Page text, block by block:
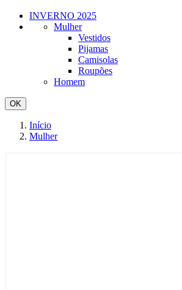
INVERNO 2025
Mulher
Vestidos
Pijamas
Camisolas
Roupões
Homem
OK
Início
Mulher